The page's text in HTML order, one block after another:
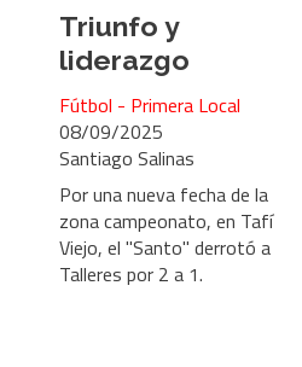
Triunfo y
liderazgo
Santiago Salinas
Fútbol - Primera Local
08/09/2025
Por una nueva fecha de la
zona campeonato, en Tafí
Viejo, el "Santo" derrotó a
Talleres por 2 a 1.